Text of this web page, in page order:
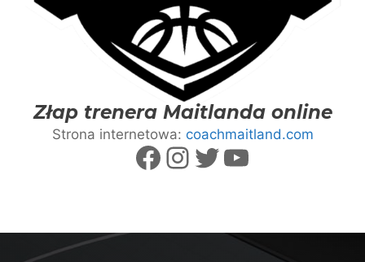
Złap trenera Maitlanda online
Strona internetowa: coachmaitland.com
Facebook
Instagram
Twitter
YouTube